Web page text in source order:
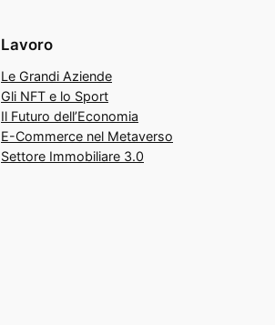
Lavoro
Le Grandi Aziende
Gli NFT e lo Sport
Il Futuro dell’Economia
E-Commerce nel Metaverso
Settore Immobiliare 3.0